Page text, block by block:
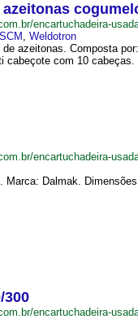
encartuchadeira-
SCM , Weldotron
azeitonas. Composta
cabeçote com 10
encartuchadeira-
Marca: Dalmak.
300
encartuchadeira-